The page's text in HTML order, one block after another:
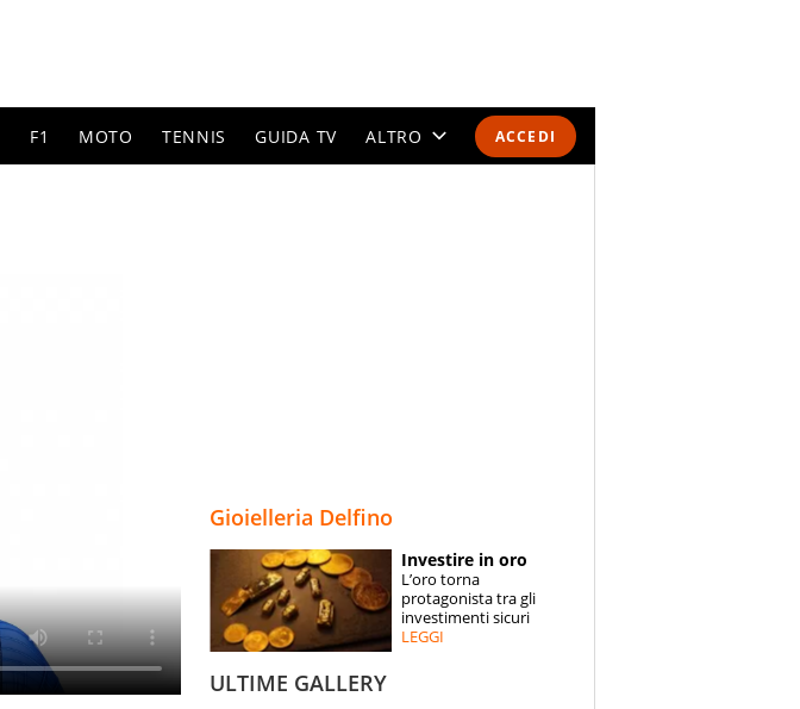
ACCEDI
F1 MOTO TENNIS GUIDA TV ALTRO
SPECIALI
ESPERTI
Gioielleria Delfino
Investire in oro
L’oro torna
protagonista tra gli
investimenti sicuri
LEGGI
ULTIME GALLERY